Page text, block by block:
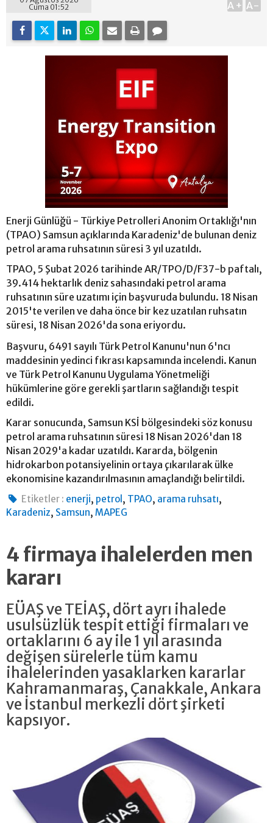
Cuma 01:52
A+ A-
Enerji Günlüğü - Türkiye Petrolleri Anonim Ortaklığı'nın
(TPAO) Samsun açıklarında Karadeniz'de bulunan deniz
petrol arama ruhsatının süresi 3 yıl uzatıldı.
TPAO, 5 Şubat 2026 tarihinde AR/TPO/D/F37-b paftalı,
39.414 hektarlık deniz sahasındaki petrol arama
ruhsatının süre uzatımı için başvuruda bulundu. 18 Nisan
2015'te verilen ve daha önce bir kez uzatılan ruhsatın
süresi, 18 Nisan 2026'da sona eriyordu.
Başvuru, 6491 sayılı Türk Petrol Kanunu'nun 6'ncı
maddesinin yedinci fıkrası kapsamında incelendi. Kanun
ve Türk Petrol Kanunu Uygulama Yönetmeliği
hükümlerine göre gerekli şartların sağlandığı tespit
edildi.
Karar sonucunda, Samsun KSİ bölgesindeki söz konusu
petrol arama ruhsatının süresi 18 Nisan 2026'dan 18
Nisan 2029'a kadar uzatıldı. Kararda, bölgenin
hidrokarbon potansiyelinin ortaya çıkarılarak ülke
ekonomisine kazandırılmasının amaçlandığı belirtildi.
Etiketler : enerji, petrol , TPAO, arama ruhsatı,
Karadeniz, Samsun, MAPEG
4 firmaya ihalelerden men
kararı
EÜAŞ ve TEİAŞ, dört ayrı ihalede
usulsüzlük tespit ettiği firmaları ve
ortaklarını 6 ay ile 1 yıl arasında
değişen sürelerle tüm kamu
ihalelerinden yasaklarken kararlar
Kahramanmaraş, Çanakkale, Ankara
ve İstanbul merkezli dört şirketi
kapsıyor.